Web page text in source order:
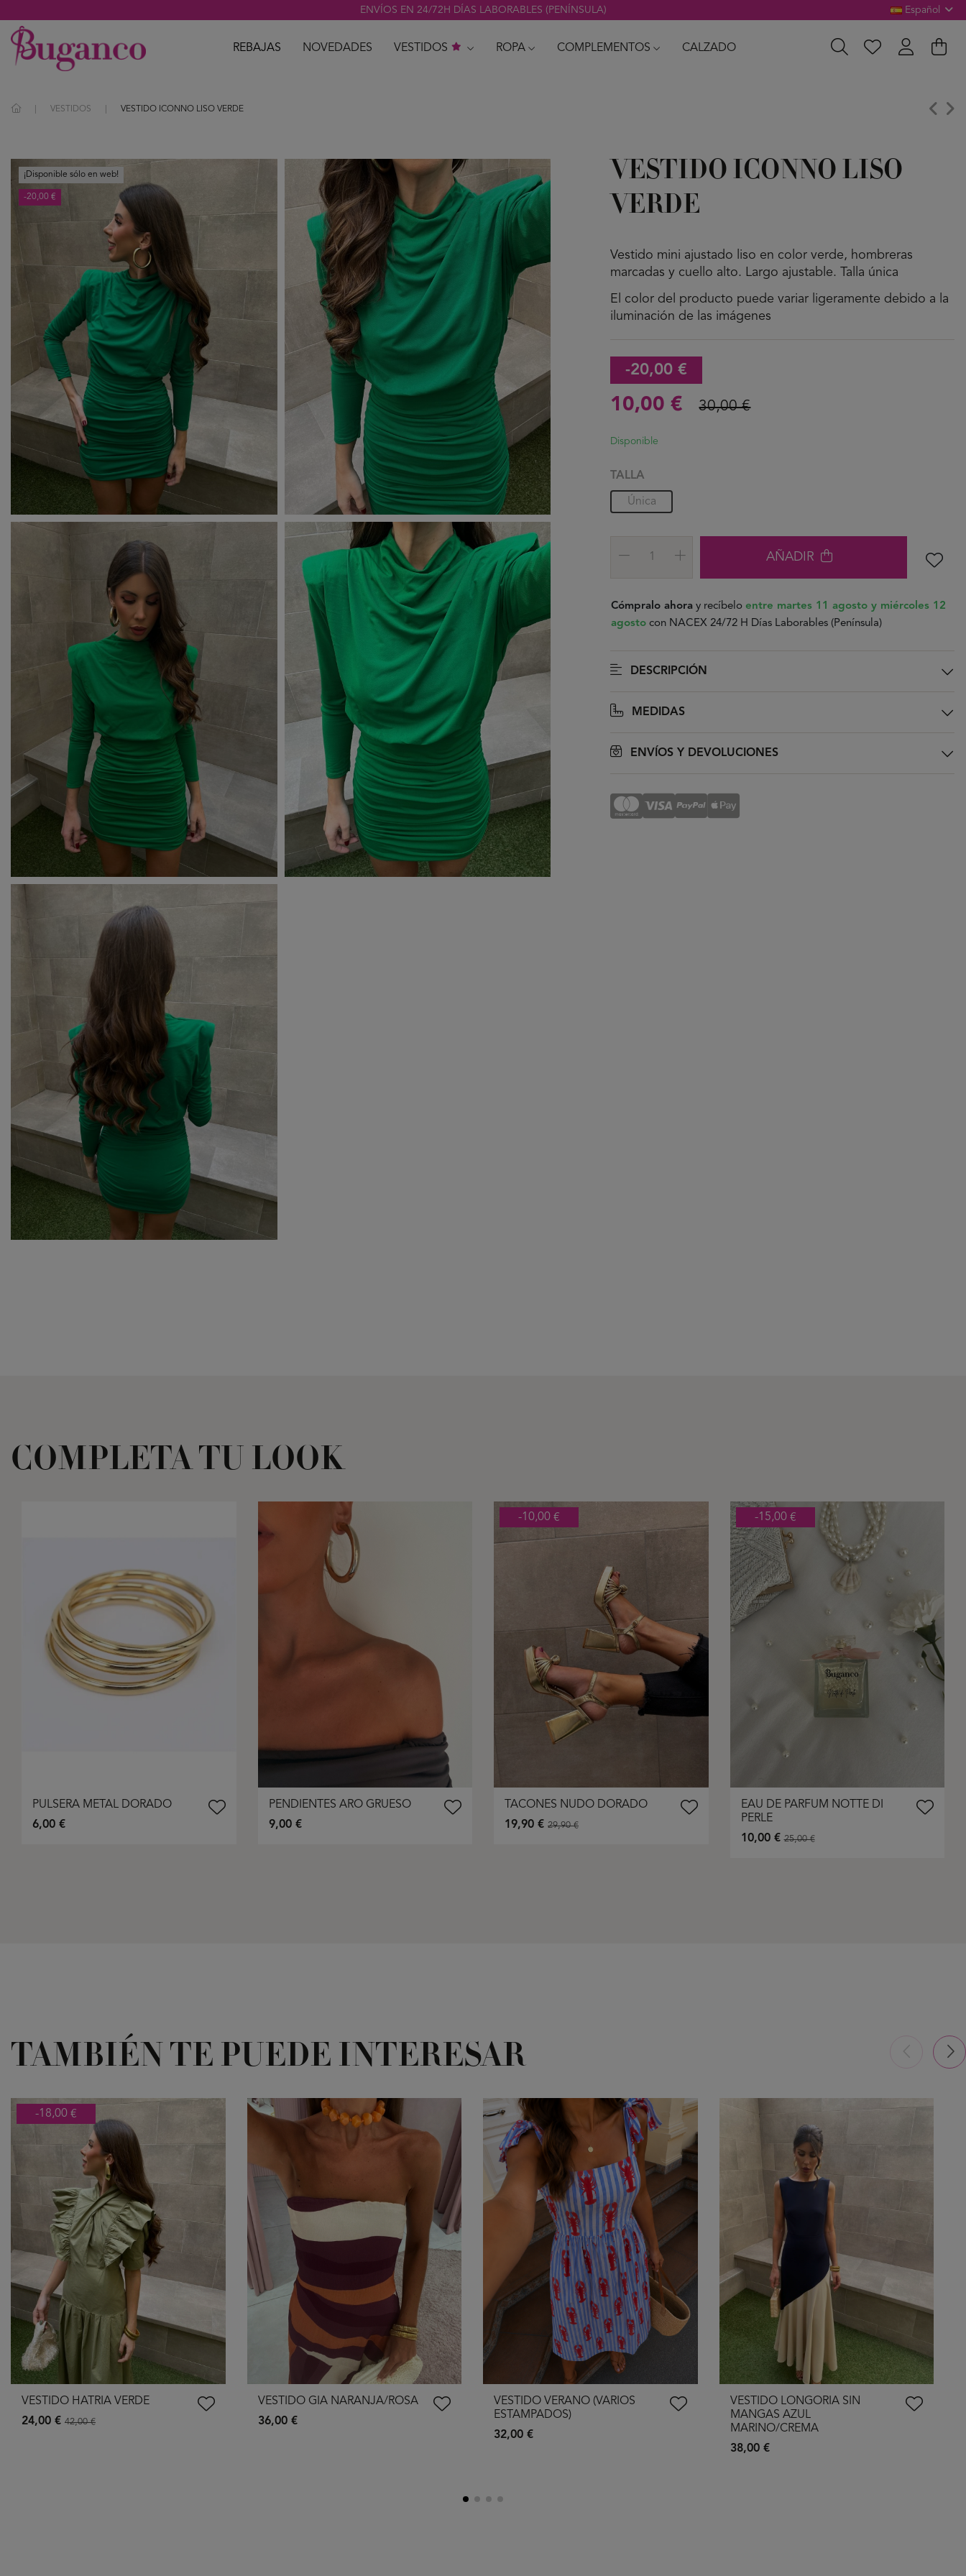
ENVÍOS EN 24/72H DÍAS LABORABLES (PENÍNSULA) Español
REBAJAS NOVEDADES VESTIDOS ROPA COMPLEMENTOS CALZADO
VESTIDOS VESTIDO ICONNO LISO VERDE
¡Disponible sólo en web!
-20,00 €
VESTIDO ICONNO LISO
VERDE
Vestido mini ajustado liso en color verde, hombreras
marcadas y cuello alto. Largo ajustable. Talla única
El color del producto puede variar ligeramente debido a la
iluminación de las imágenes
-20,00 €
10,00 € 30,00 €
Disponible
TALLA
Única
AÑADIR
Cómpralo ahora y recíbeloentre martes 11 agosto y miércoles 12
agosto con NACEX 24/72 H Días Laborables (Península)
DESCRIPCIÓN
MEDIDAS
ENVÍOS Y DEVOLUCIONES
COMPLETA TU LOOK
PULSERA METAL DORADO
6,00 €
PENDIENTES ARO GRUESO
9,00 €
-10,00 €
TACONES NUDO DORADO
19,90 € 29,90 €
-15,00 €
EAU DE PARFUM NOTTE DI
PERLE
10,00 €25,00 €
TAMBIÉN TE PUEDE INTERESAR
-18,00 €
VESTIDO HATRIA VERDE
24,00 € 42,00 €
VESTIDO GIA NARANJA/ROSA
36,00 €
VESTIDO VERANO (VARIOS
ESTAMPADOS)
32,00 €
VESTIDO LONGORIA SIN
MANGAS AZUL
MARINO/CREMA
38,00 €